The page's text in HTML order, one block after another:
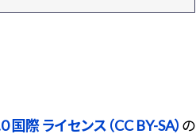
際 ライセンス（CC BY-SA） の